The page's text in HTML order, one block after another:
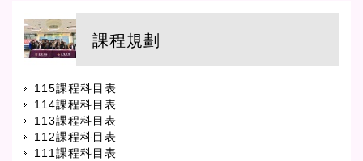
課程規劃
115課程科目表
114課程科目表
113課程科目表
112課程科目表
111課程科目表